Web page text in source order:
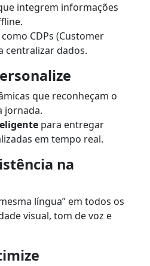
integrem informações
CDPs (Customer
centralizar dados.
que reconheçam o
jornada.
para entregar
em tempo real.
na
língua” em todos os
visual, tom de voz e